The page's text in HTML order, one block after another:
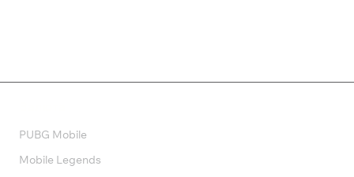
PUBG Mobile
Mobile Legends